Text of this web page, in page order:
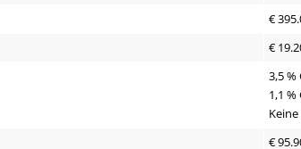
€
€
3,5
1,1
€